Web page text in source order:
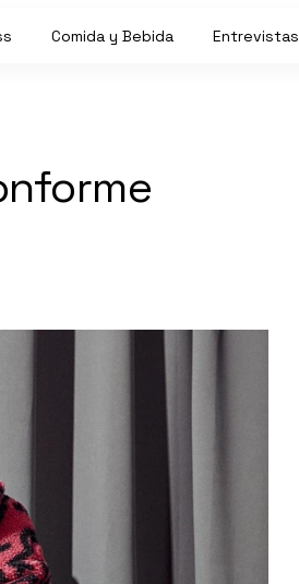
Comida y Bebida Entrevistas